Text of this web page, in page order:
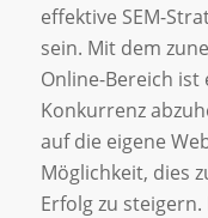
effektive SEM-
sein. Mit dem
Online-Bereich ist
Konkurrenz
auf die eigene
Möglichkeit, dies
Erfolg zu